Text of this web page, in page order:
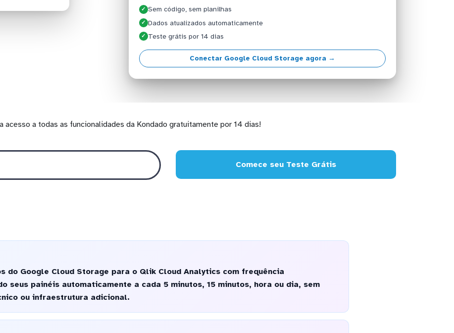
✓ Sem código, sem planilhas
✓ Dados atualizados automaticamente
✓ Teste grátis por 14 dias
Conectar Google Cloud Storage agora →
acesso a todas as funcionalidades da Kondado gratuitamente por 14 dias!
Comece seu Teste Grátis
do Google Cloud Storage para o Qlik Cloud Analytics com frequência
seus painéis automaticamente a cada 5 minutos, 15 minutos, hora ou dia, sem
ou infraestrutura adicional.